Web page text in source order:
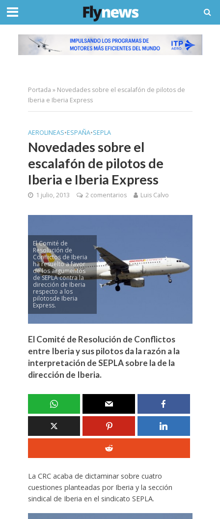
Portada » Novedades sobre el escalafón de pilotos de
Iberia e Iberia Express
AEROLINEAS•ESPAÑA•SEPLA
Novedades sobre el
escalafón de pilotos de
Iberia e Iberia Express
1 julio, 2013 2 comentarios Luis Calvo
El Comité de
Resolución de
Conflictos de Iberia
ha resuelto a favor
de los argumentos
de SEPLA contra la
dirección de Iberia
respecto a los
pilotosde Iberia
Express.
El Comité de Resolución de Conflictos
entre Iberia y sus pilotos da la razón a la
interpretación de SEPLA sobre la de la
dirección de Iberia.
La CRC acaba de dictaminar sobre cuatro
cuestiones planteadas por Iberia y la sección
sindical de Iberia en el sindicato SEPLA.